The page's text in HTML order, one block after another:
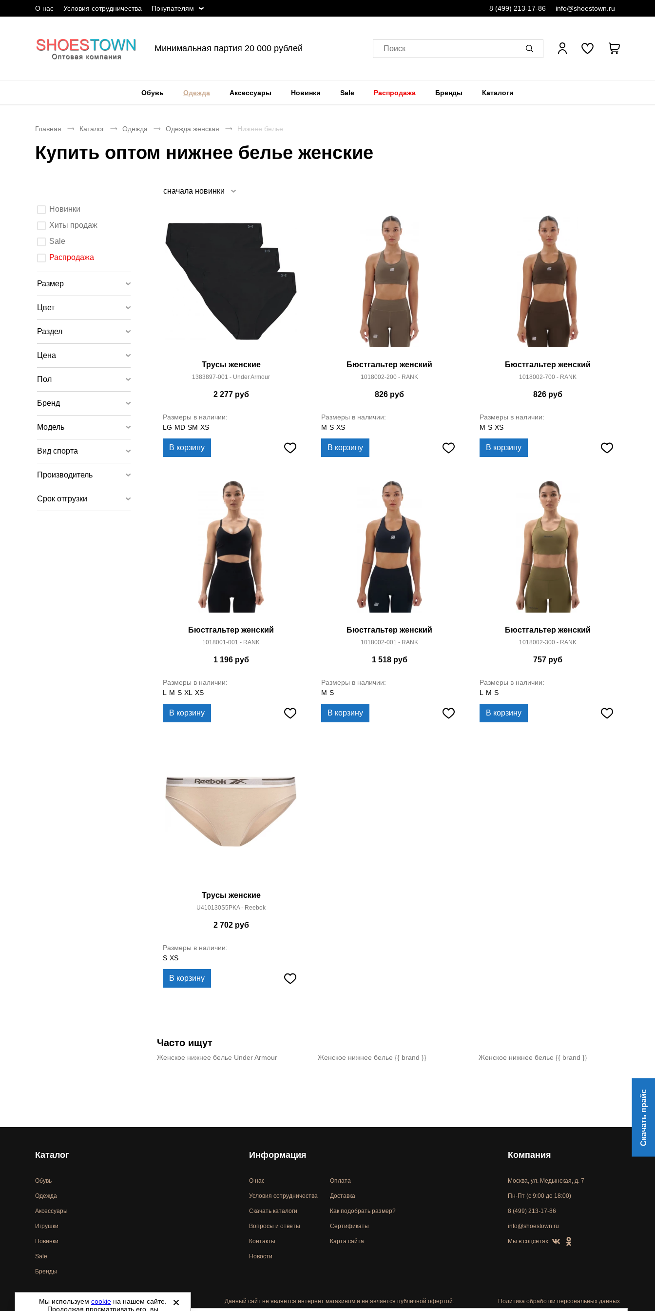
О нас Условия сотрудничества Покупателям 8 (499) 213-17-86 info@shoestown.ru
Минимальная партия 20 000 рублей Поиск
Обувь Одежда Аксессуары Новинки Sale Распродажа Бренды Каталоги
Главная Каталог Одежда Одежда женская Нижнее белье
Купить оптом нижнее белье женские
Выберите
параметры
После
изменения
элемента
ввода
обновится.
Новинки
Хиты продаж
Sale
Распродажа
Размер
Цвет
Раздел
Цена
Пол
Бренд
Модель
Вид спорта
Производитель
Срок отгрузки
сначала новинки
Трусы женские
1383897-001 - Under Armour
2 277руб
Размеры в наличии:
LG MD SM XS
В корзину
Бюстгальтер женский
1018002-200 - RANK
826 руб
Размеры в наличии:
M S XS
В корзину
Бюстгальтер женский
1018002-700 - RANK
826 руб
Размеры в наличии:
M S XS
В корзину
Бюстгальтер женский
1018001-001 - RANK
1 196руб
Размеры в наличии:
L
M S XL XS
В корзину
Бюстгальтер женский
1018002-001 - RANK
1 518руб
Размеры в наличии:
M S
В корзину
Бюстгальтер женский
1018002-300 - RANK
757 руб
Размеры в наличии:
L
M S
В корзину
Трусы женские
U410130S5PKA - Reebok
2 702руб
Размеры в наличии:
S XS
В корзину
Часто ищут
Женское нижнее белье Under Armour Женское нижнее белье {{ brand }} Женское нижнее белье {{ brand }}
Каталог
Обувь
Одежда
Аксессуары
Игрушки
Новинки
Sale
Бренды
Информация
О нас
Условия сотрудничества
Скачать каталоги
Вопросы и ответы
Контакты
Новости
Оплата
Доставка
Как подобрать размер?
Сертификаты
Карта сайта
Компания
Москва, ул. Медынская, д. 7
Пн-Пт (с 9:00 до 18:00)
8 (499) 213-17-86
info@shoestown.ru
Мы в соцсетях:
©2021-2026 - ShoesTown.ru - все права защищены. Данный сайт не является интернет магазином и не является публичной офертой. Политика обработки персональных данных
Скачать прайс
Мы используем cookie на нашем сайте.
Продолжая просматривать его, вы